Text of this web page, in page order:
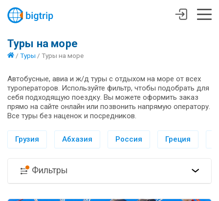
Туры на море
/ Туры / Туры на море
Автобусные, авиа и ж/д туры с отдыхом на море от всех
туроператоров. Используйте фильтр, чтобы подобрать для
себя подходящую поездку. Вы можете оформить заказ
прямо на сайте онлайн или позвонить напрямую оператору.
Все туры без наценок и посредников.
Грузия Абхазия Россия Греция
Фильтры